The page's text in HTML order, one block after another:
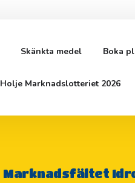
Skänkta medel Boka
Holje Marknadslotteriet 2026
Marknadsfältet